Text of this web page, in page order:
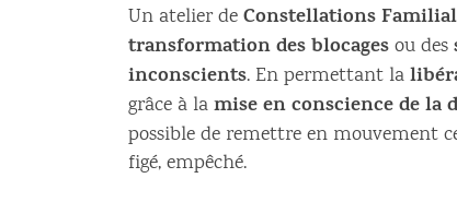
Un atelier deConstellations
transformation des blocagesou des
inconscients. En permettant la
grâce à lamise en conscience de
possible de remettre en mouvement
figé, empêché.